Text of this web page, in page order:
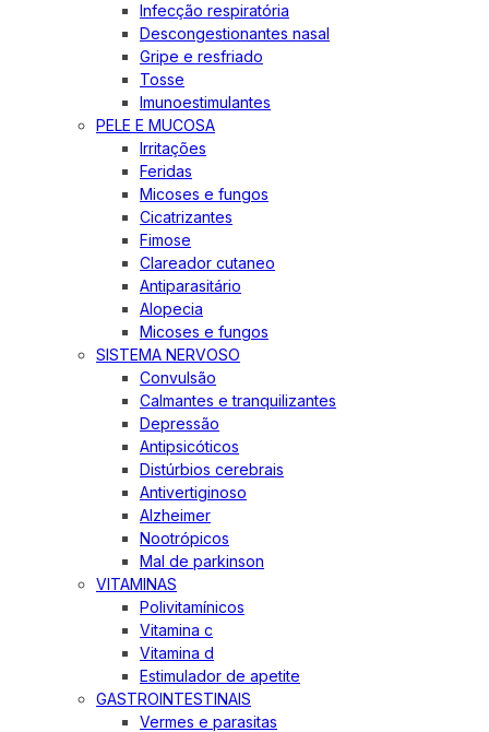
Infecção respiratória
Descongestionantes nasal
Gripe e resfriado
Tosse
Imunoestimulantes
PELE E MUCOSA
Irritações
Feridas
Micoses e fungos
Cicatrizantes
Fimose
Clareador cutaneo
Antiparasitário
Alopecia
Micoses e fungos
SISTEMA NERVOSO
Convulsão
Calmantes e tranquilizantes
Depressão
Antipsicóticos
Distúrbios cerebrais
Antivertiginoso
Alzheimer
Nootrópicos
Mal de parkinson
VITAMINAS
Polivitamínicos
Vitamina c
Vitamina d
Estimulador de apetite
GASTROINTESTINAIS
Vermes e parasitas